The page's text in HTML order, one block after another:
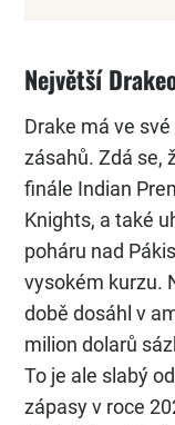
Největší
Drake má ve
zásahů. Zdá se,
finále Indian
Knights, a také
poháru nad
vysokém kurzu.
době dosáhl v
milion dolarů
To je ale slabý
zápasy v roce